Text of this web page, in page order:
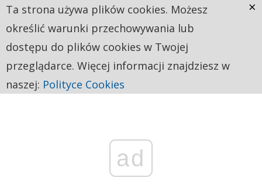
ad
Ta strona używa plików cookies. Możesz
określić warunki przechowywania lub
dostępu do plików cookies w Twojej
przeglądarce. Więcej informacji znajdziesz w
naszej: Polityce Cookies
×